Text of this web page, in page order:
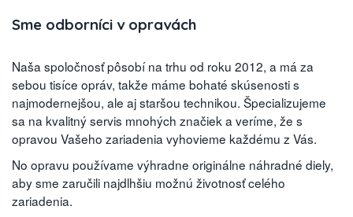
Sme odborníci v opravách
Naša spoločnosť pôsobí na trhu od roku 2012, a má za
sebou tisíce opráv, takže máme bohaté skúsenosti s
najmodernejšou, ale aj staršou technikou. Špecializujeme
sa na kvalitný servis mnohých značiek a veríme, že s
opravou Vašeho zariadenia vyhovieme každému z Vás.
No opravu používame výhradne originálne náhradné diely,
aby sme zaručili najdlhšiu možnú životnosť celého
zariadenia.